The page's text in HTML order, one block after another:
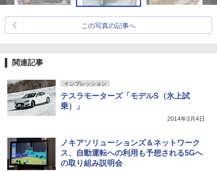
この写真の記事へ
関連記事
インプレッション
テスラモーターズ「モデルS（氷上試
乗）」
2014年3月4日
ノキアソリューションズ＆ネットワーク
ス、自動運転への利用も予想される5Gへ
の取り組み説明会